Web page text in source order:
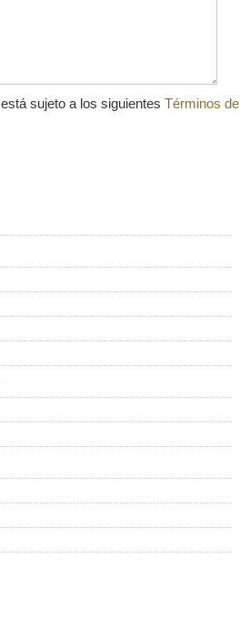
sujeto a los siguientes Términos de